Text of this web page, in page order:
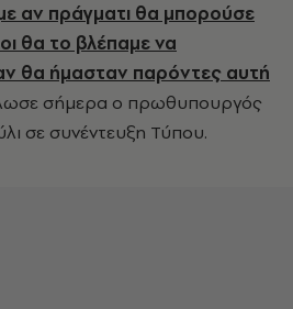
αν πράγματι θα μπορούσε
θα το βλέπαμε να
θα ήμασταν παρόντες αυτή
σήμερα ο πρωθυπουργός
σε συνέντευξη Τύπου.